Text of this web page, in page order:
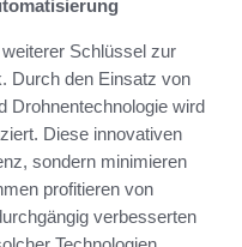
Schlüssel zur
Durch den Einsatz von
Drohnentechnologie wird
Diese innovativen
sondern minimieren
profitieren von
verbesserten